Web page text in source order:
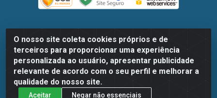
O nosso site coleta cookies próprios e de
terceiros para proporcionar uma experiência
personalizada ao usuário, apresentar publicidade
relevante de acordo com o seu perfil e melhorar a
qualidade do nosso site.
Aceitar Negar não essenciais
Dispan Distribuidora de Alimentos LTDA - Avenida Marechal
Mascarenhas De Moraes, 1048- Imbiribeira, Recife/PE - CEP
51.170-000 - CNPJ 30.779.584/0003-78